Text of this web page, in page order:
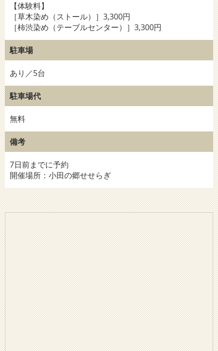
【体験料】
［草木染め（ストール）］3,300円
［柿渋染め（テーブルセンター）］3,300円
駐車場
あり／5台
駐車場代
無料
備考
7日前までに予約
開催場所：小田の郷せせらぎ